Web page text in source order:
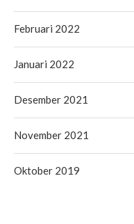
Februari 2022
Januari 2022
Desember 2021
November 2021
Oktober 2019